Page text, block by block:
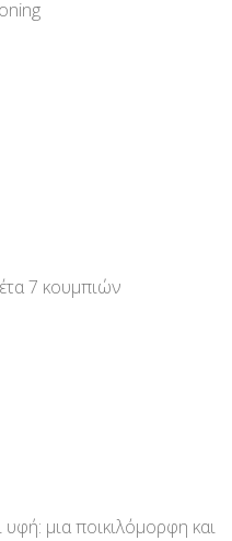
7 κουμπιών
υφή: μια ποικιλόμορφη και